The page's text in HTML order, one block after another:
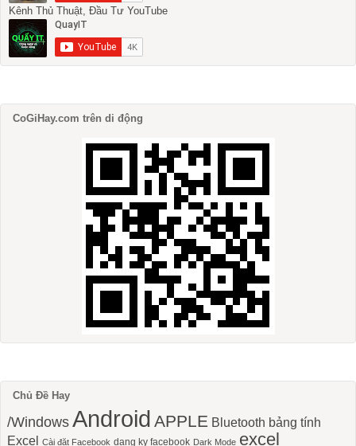
Kênh Thủ Thuật, Đầu Tư YouTube
CoGiHay.com trên di động
Chủ Đề Hay
/Windows Android APPLE Bluetooth bảng tính
Excel Cài đặt Facebook dang ky facebook Dark Mode excel